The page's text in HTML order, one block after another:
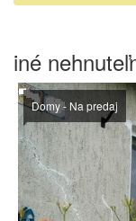
iné
Domy - Na predaj